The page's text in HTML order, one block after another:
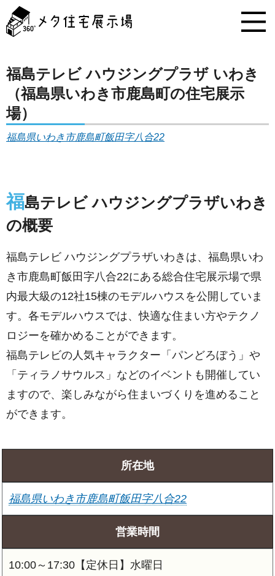
タ
住
示
場
ン
テ
ン
ッ
福島テレビ ハウジングプラザ いわき
（福島県いわき市鹿島町の住宅展示
場）
福島県いわき市鹿島町飯田字八合22
福島テレビ ハウジングプラザいわき
の概要
福島テレビ ハウジングプラザいわきは、福島県いわ
き市鹿島町飯田字八合22にある総合住宅展示場で県
内最大級の12社15棟のモデルハウスを公開していま
す。各モデルハウスでは、快適な住まい方やテクノ
ロジーを確かめることができます。
福島テレビの人気キャラクター「パンどろぼう」や
「ティラノサウルス」などのイベントも開催してい
ますので、楽しみながら住まいづくりを進めること
ができます。
所在地
福島県いわき市鹿島町飯田字八合22
営業時間
10:00～17:30【定休日】水曜日